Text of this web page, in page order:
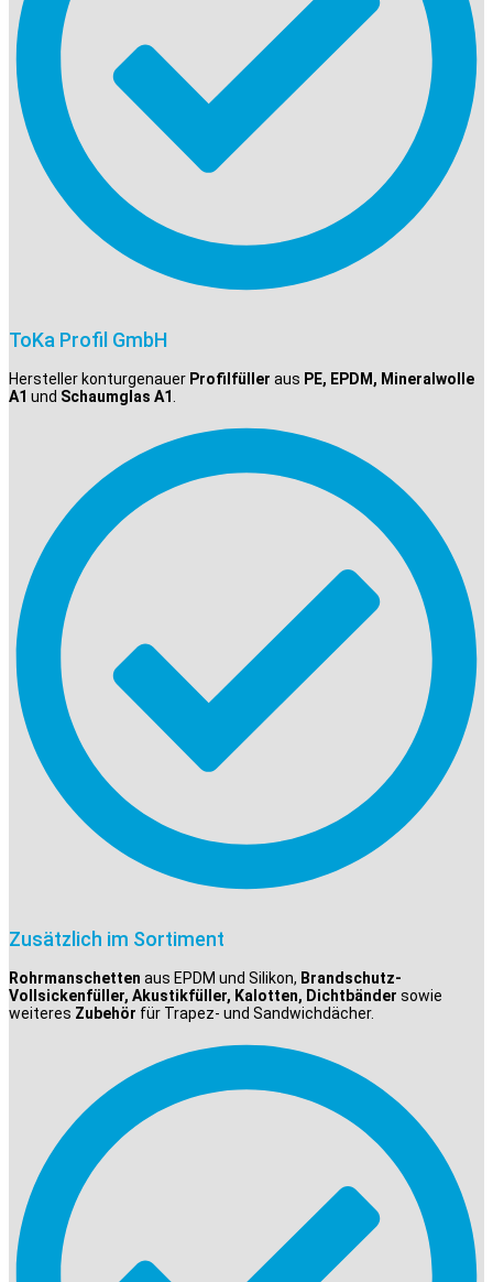
ToKa Profil GmbH
Hersteller konturgenauer Profilfüller aus PE, EPDM, Mineralwolle
A1 und Schaumglas A1.
Zusätzlich im Sortiment
Rohrmanschetten aus EPDM und Silikon, Brandschutz-
Vollsickenfüller, Akustikfüller, Kalotten, Dichtbänder sowie
weiteres Zubehör für Trapez- und Sandwichdächer.